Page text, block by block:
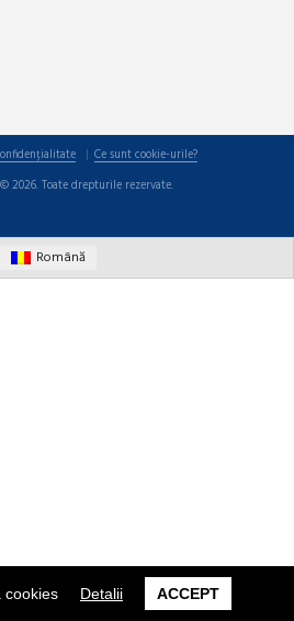
cookies Detalii ACCEPT
Ce sunt cookie-urile?
2026. Toate drepturile rezervate.
Română